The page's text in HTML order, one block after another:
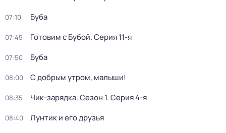
07:10 Буба
07:45 Готовим с Бубой. Серия 11-я
07:50 Буба
08:00 С добрым утром, малыши!
08:35 Чик-зарядка. Сезон 1. Серия 4-я
08:40 Лунтик и его друзья